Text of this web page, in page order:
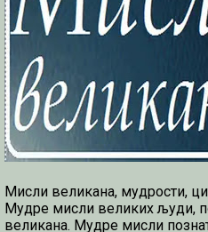
Мисли великана, мудрости,
Мудре мисли великих људи,
великана. Мудре мисли